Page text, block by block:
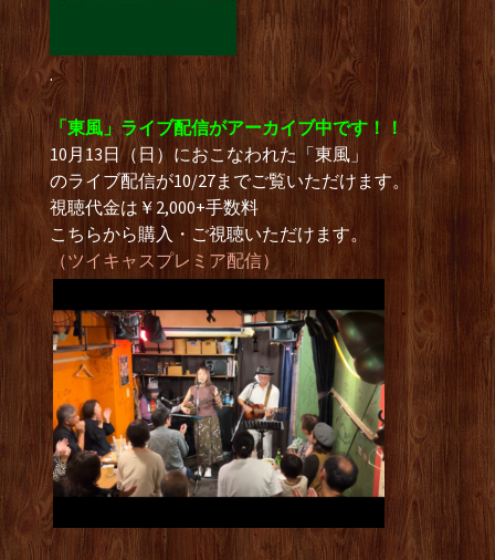
.
「東風」ライブ配信がアーカイブ中です！！
10月13日（日）におこなわれた「東風」
のライブ配信が10/27までご覧いただけます。
視聴代金は￥2,000+手数料
こちらから購入・ご視聴いただけます。
（ツイキャスプレミア配信）